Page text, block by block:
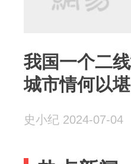
我国一个二
城市情何以
史小纪 2024-07-04